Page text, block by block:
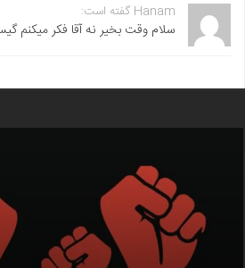
Hanam گفته است:
سلام وقت بخیر نه آقا فکر میکنم